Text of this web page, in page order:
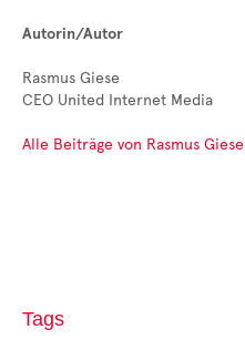
Autorin/Autor
Rasmus Giese
CEO United Internet Media
Alle Beiträge von Rasmus Giese
Tags